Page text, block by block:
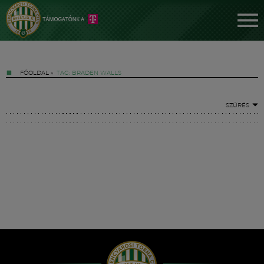
FŐOLDAL » TAG: BRADEN WALLS
SZŰRÉS
Hírek